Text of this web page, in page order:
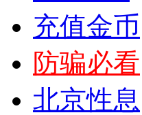
充值金币
防骗必看
北京性息